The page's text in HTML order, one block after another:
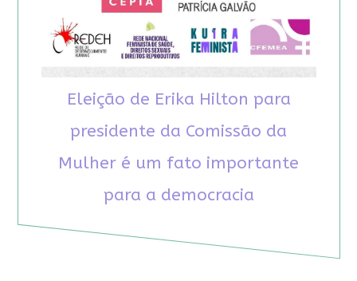
Eleição de Erika Hilton para
presidente da Comissão da
Mulher é um fato importante
para a democracia